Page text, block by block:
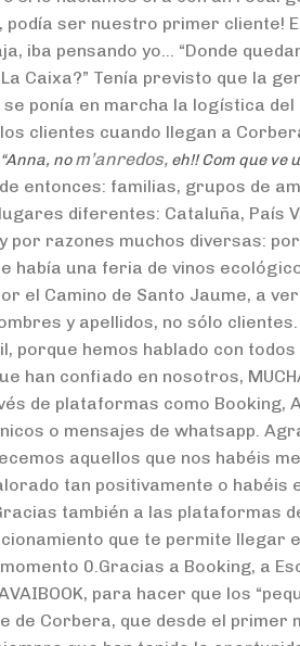
ser nuestro primer cliente!
iba pensando yo… “Donde
Caixa?” Tenía previsto que la
ponía en marcha la logística del
clientes cuando llegan a
“Anna, nom’anredos, eh!! Com que ve
entonces: familias, grupos de
diferentes: Cataluña, País
por razones muchos diversas:
había una feria de vinos
el Camino de Santo Jaume, a
y apellidos, no sólo
porque hemos hablado con todos
han confiado en nosotros,
de plataformas como Booking,
o mensajes de whatsapp.
aquellos que nos habéis
tan positivamente o habéis
también a las plataformas
que te permite llegar
0.Gracias a Booking, a
para hacer que los
de Corbera, que desde el primer